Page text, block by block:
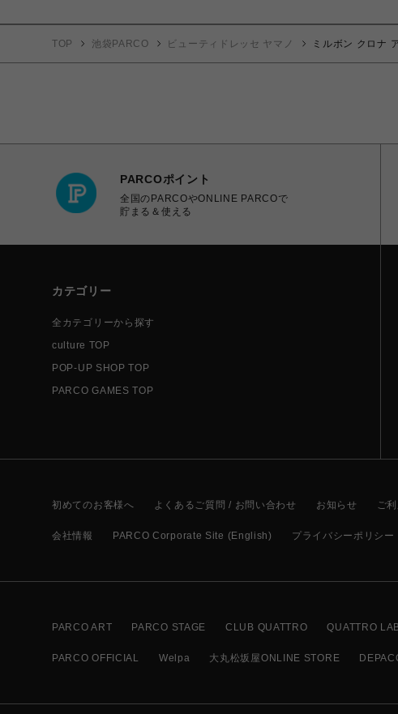
TOP 池袋PARCO ビューティドレッセ ヤマノ ミルボン クロナ
PARCOポイント
全国のPARCOやONLINE PARCOで
貯まる＆使える
カテゴリー
全カテゴリーから探す
culture TOP
POP-UP SHOP TOP
PARCO GAMES TOP
初めてのお客様へ よくあるご質問 / お問い合わせ お知らせ ご
会社情報 PARCO Corporate Site (English) プライバシーポリシー
PARCO ART PARCO STAGE CLUB QUATTRO QUATTRO
PARCO OFFICIAL Welpa 大丸松坂屋ONLINE STORE